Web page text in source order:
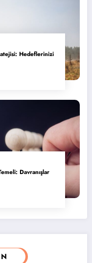
Hedeflerinizi
Davranışlar